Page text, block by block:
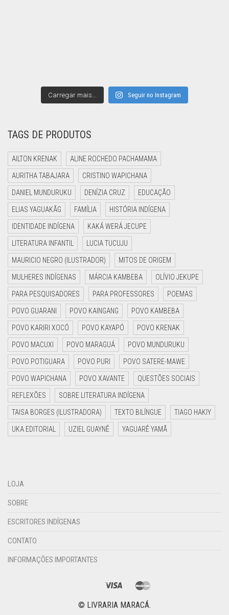
Carregar mais... Seguir no Instagram
TAGS DE PRODUTOS
AILTON KRENAK ALINE ROCHEDO PACHAMAMA
AURITHA TABAJARA CRISTINO WAPICHANA
DANIEL MUNDURUKU DENÍZIA CRUZ EDUCAÇÃO
ELIAS YAGUAKÃG FAMÍLIA HISTÓRIA INDÍGENA
IDENTIDADE INDÍGENA KAKÁ WERÁ JECUPE
LITERATURA INFANTIL LUCIA TUCUJU
MAURICIO NEGRO (ILUSTRADOR) MITOS DE ORIGEM
MULHERES INDÍGENAS MÁRCIA KAMBEBA OLÍVIO JEKUPE
PARA PESQUISADORES PARA PROFESSORES POEMAS
POVO GUARANI POVO KAINGANG POVO KAMBEBA
POVO KARIRI XOCÓ POVO KAYAPÓ POVO KRENAK
POVO MACUXI POVO MARAGUÁ POVO MUNDURUKU
POVO POTIGUARA POVO PURI POVO SATERE-MAWE
POVO WAPICHANA POVO XAVANTE QUESTÕES SOCIAIS
REFLEXÕES SOBRE LITERATURA INDÍGENA
TAISA BORGES (ILUSTRADORA) TEXTO BILÍNGUE TIAGO HAKIY
UKA EDITORIAL UZIEL GUAYNÊ YAGUARÊ YAMÃ
LOJA
SOBRE
ESCRITORES INDÍGENAS
CONTATO
INFORMAÇÕES IMPORTANTES
© LIVRARIA MARACÁ.